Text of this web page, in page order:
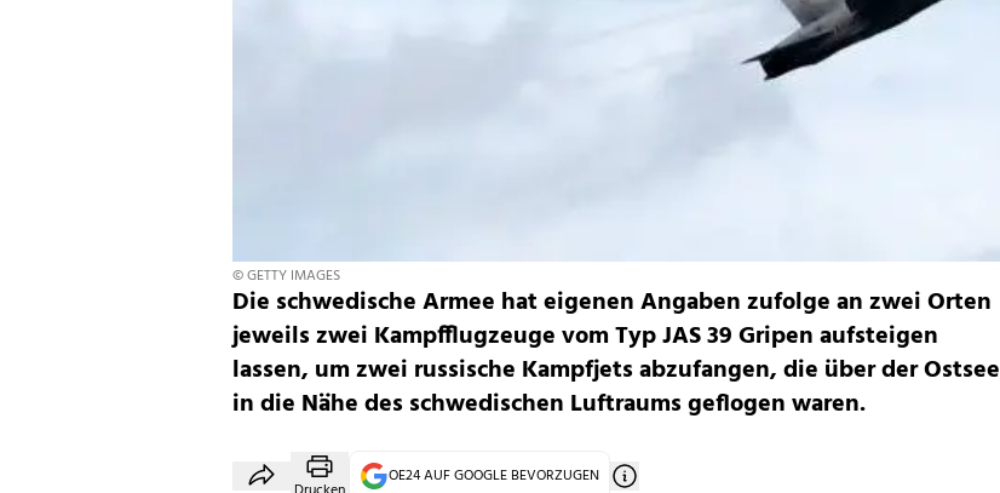
© GETTY IMAGES
Die schwedische Armee hat eigenen Angaben zufolge an zwei Orten
jeweils zwei Kampfflugzeuge vom Typ JAS 39 Gripen aufsteigen
lassen, um zwei russische Kampfjets abzufangen, die über der Ostsee
in die Nähe des schwedischen Luftraums geflogen waren.
OE24 AUF GOOGLE BEVORZUGEN